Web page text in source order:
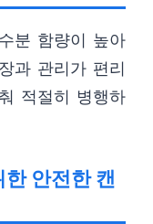
분 함량이 높아
과 관리가 편리
적절히 병행하
안전한 캔